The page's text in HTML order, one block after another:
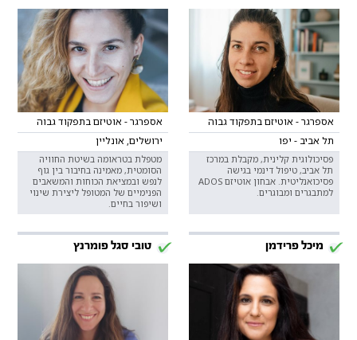
אספרגר - אוטיזם בתפקוד גבוה
תל אביב - יפו
פסיכולוגית קלינית, מקבלת במרכז
תל אביב, טיפול דינמי בגישה
פסיכואנליטית. אבחון אוטיזם ADOS
למתבגרים ומבוגרים.
אספרגר - אוטיזם בתפקוד גבוה
ירושלים, אונליין
מטפלת בטראומה בשיטת החוויה
הסומטית, מאמינה בחיבור בין גוף
לנפש ובמציאת הכוחות והמשאבים
הפנימיים של המטופל ליצירת שינוי
ושיפור בחיים.
מיכל פרידמן טובי סגל פומרנץ